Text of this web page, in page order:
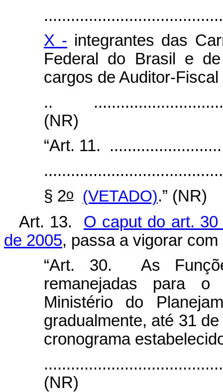
X - integrantes das
Federal do Brasil e
cargos de Auditor-
..
(NR)
“Art. 11.
§ 2o (VETADO).” (NR)
Art. 13. O caput do art.
de 2005, passa a vigorar
“Art. 30. As
remanejadas para
Ministério do
gradualmente, até 31
cronograma
(NR)